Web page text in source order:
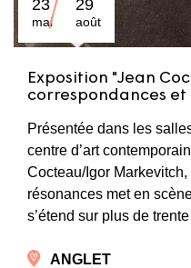
23
mai
29
août
Exposition "Jean
correspondances et
Présentée dans les
centre d’art
Cocteau/Igor
résonances met en
s’étend sur plus de
ANGLET